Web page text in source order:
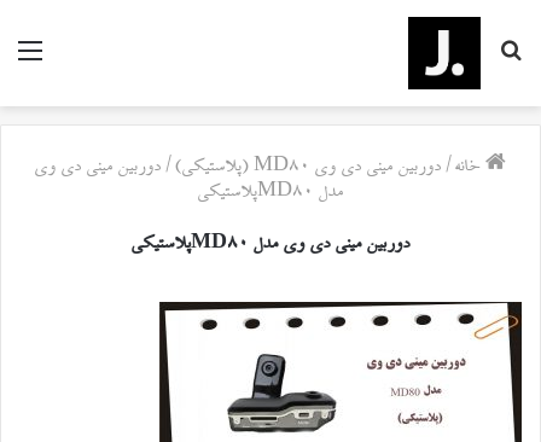
منو
برای
خانه / دوربین مینی دی وی MD80 (پلاستیکی) / دوربین مینی دی وی
مدل MD80پلاستیکی
دوربین مینی دی وی مدل MD80پلاستیکی